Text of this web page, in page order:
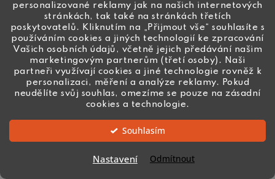
personalizované reklamy jak na našich internetových
stránkách, tak také na stránkách třetích
poskytovatelů. Kliknutím na „Přijmout vše“ souhlasíte s
používáním cookies a jiných technologií ke zpracování
Vašich osobních údajů, včetně jejich předávání našim
marketingovým partnerům (třetí osoby). Naši
partneři využívají cookies a jiné technologie rovněž k
personalizaci, měření a analýze reklamy. Pokud
neudělíte svůj souhlas, omezíme se pouze na zásadní
cookies a technologie.
Souhlasím
Nastavení Odmítnout